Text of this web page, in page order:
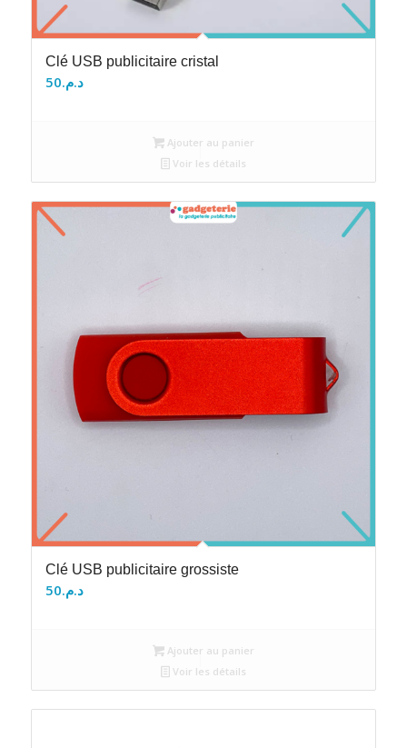
Clé USB publicitaire cristal
د.م.50
Ajouter au panier
Voir les détails
Clé USB publicitaire grossiste
د.م.50
Ajouter au panier
Voir les détails